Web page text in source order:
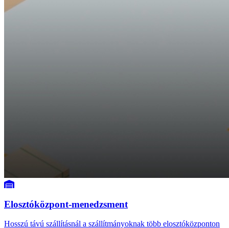
Elosztóközpont-menedzsment
Hosszú távú szállításnál a szállítmányoknak több elosztóközponton